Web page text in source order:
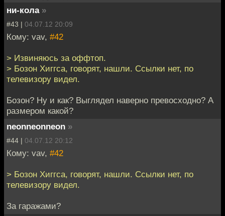
ни-кола »
#43 | 04.07.12 20:09
Кому: vav, #42
> Извиняюсь за оффтоп.
> Бозон Хиггса, говорят, нашли. Ссылки нет, по
телевизору видел.
Бозон? Ну и как? Выглядел наверно превосходно? А
размером какой?
neonneonneon »
#44 | 04.07.12 20:12
Кому: vav, #42
> Бозон Хиггса, говорят, нашли. Ссылки нет, по
телевизору видел.
За гаражами?